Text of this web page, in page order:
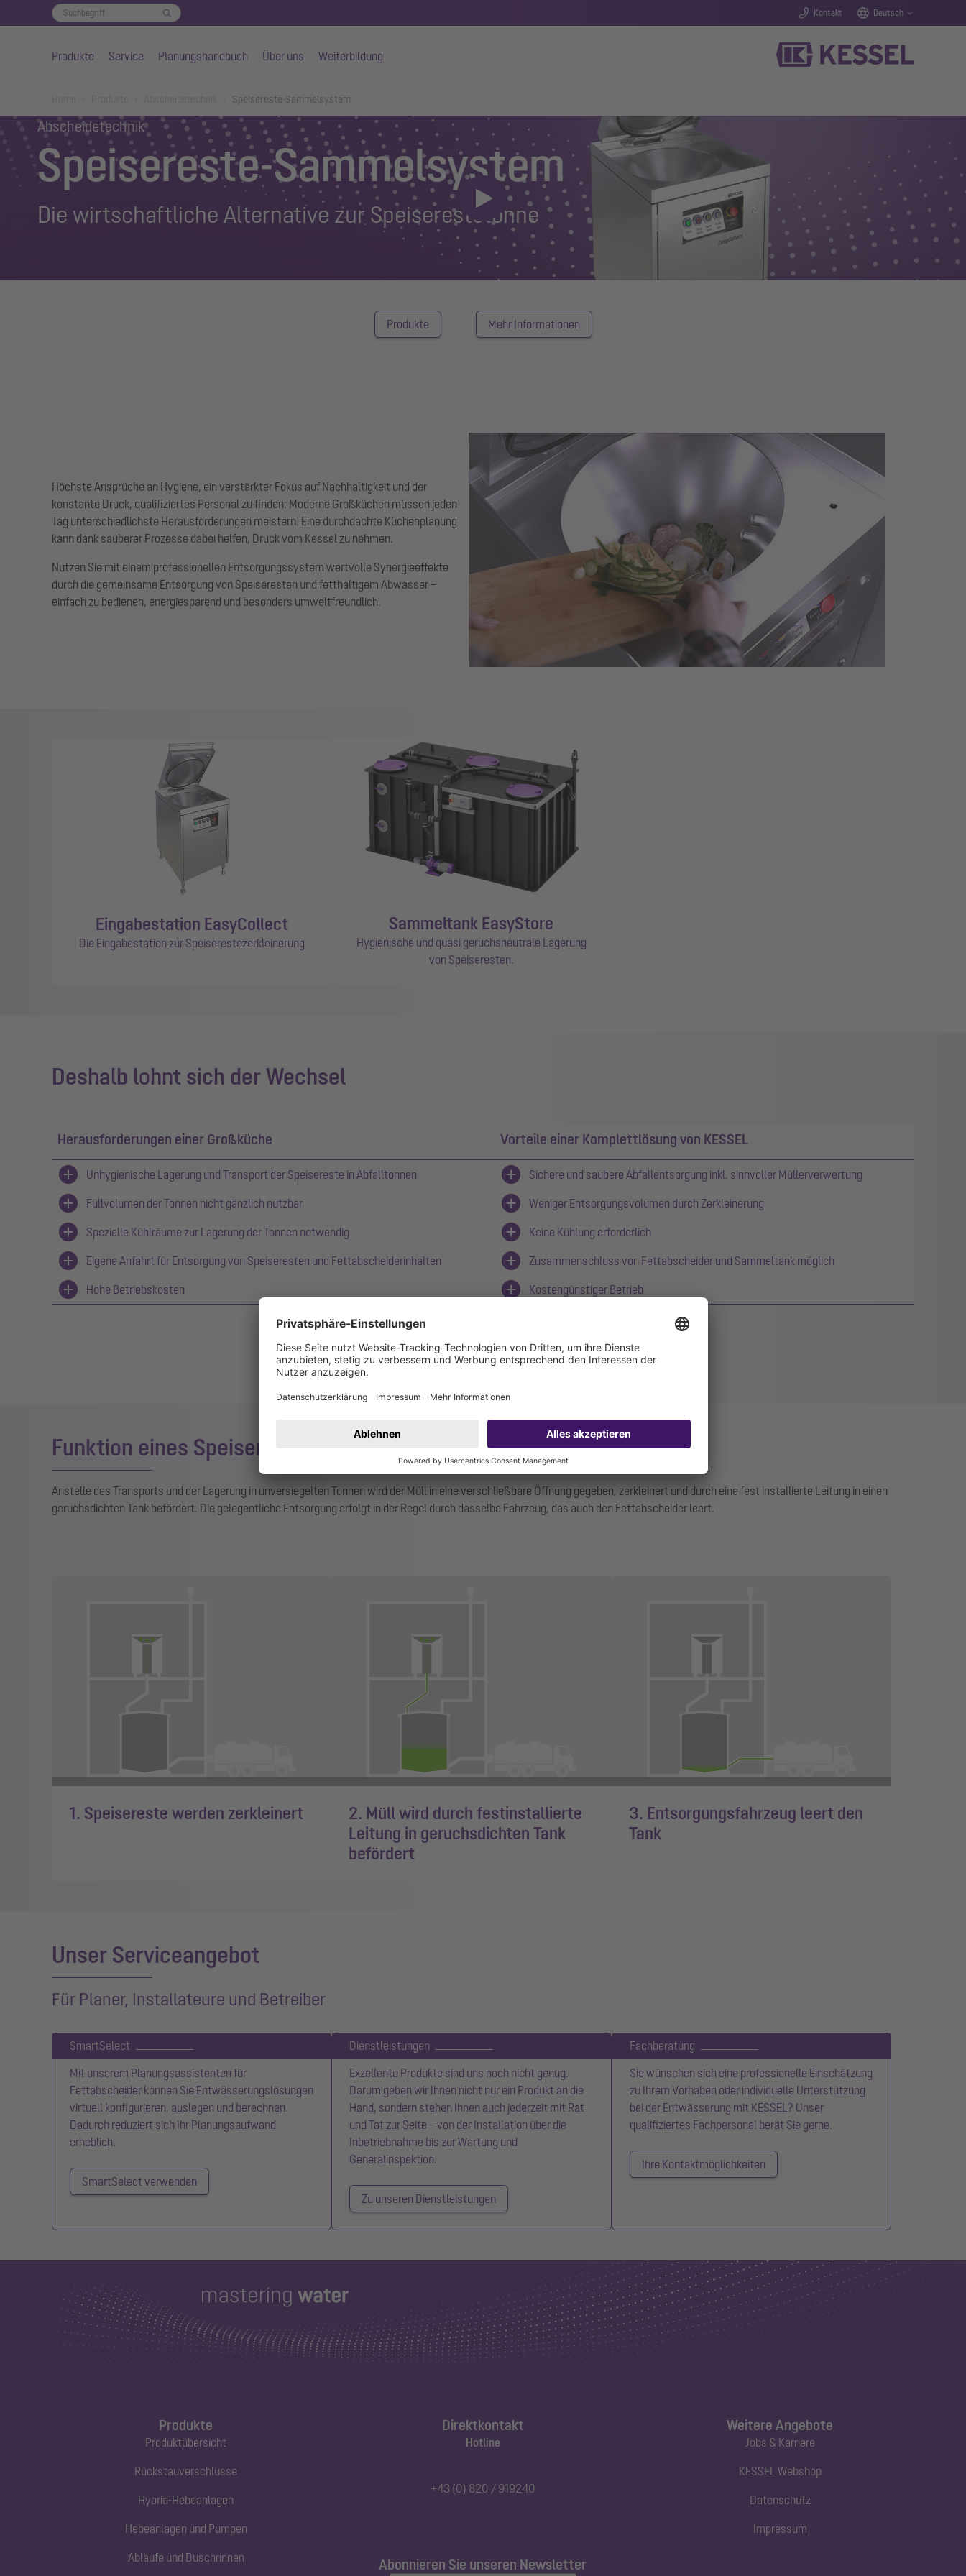
Kontakt Deutsch
Produkte Service Planungshandbuch Über uns Weiterbildung
Speisereste-Sammelsystem
Abscheidetechnik
Speisereste-Sammelsystem
Die wirtschaftliche Alternative zur Speiserestetonne
Produkte Mehr Informationen
Höchste Ansprüche an Hygiene, ein verstärkter Fokus auf Nachhaltigkeit und der
konstante Druck, qualifiziertes Personal zu finden: Moderne Großküchen müssen jeden
Tag unterschiedlichste Herausforderungen meistern. Eine durchdachte Küchenplanung
kann dank sauberer Prozesse dabei helfen, Druck vom Kessel zu nehmen.
Nutzen Sie mit einem professionellen Entsorgungssystem wertvolle Synergieeffekte
durch die gemeinsame Entsorgung von Speiseresten und fetthaltigem Abwasser –
einfach zu bedienen, energiesparend und besonders umweltfreundlich.
Eingabestation EasyCollect
Die Eingabestation zur Speiserestezerkleinerung
Sammeltank EasyStore
Hygienische und quasi geruchsneutrale Lagerung
von Speiseresten.
Deshalb lohnt sich der Wechsel
Herausforderungen einer Großküche Vorteile einer Komplettlösung von KESSEL
Unhygienische Lagerung und Transport der Speisereste in Abfalltonnen
Füllvolumen der Tonnen nicht gänzlich nutzbar
Spezielle Kühlräume zur Lagerung der Tonnen notwendig
Eigene Anfahrt für Entsorgung von Speiseresten und Fettabscheiderinhalten
Hohe Betriebskosten
Sichere und saubere Abfallentsorgung inkl. sinnvoller Müllerverwertung
Weniger Entsorgungsvolumen durch Zerkleinerung
Keine Kühlung erforderlich
Zusammenschluss von Fettabscheider und Sammeltank möglich
Kostengünstiger Betrieb
Funktion eines Speisereste-Sammelsystems
Anstelle des Transports und der Lagerung in unversiegelten Tonnen wird der Müll in eine verschließbare Öffnung gegeben, zerkleinert und durch eine fest installierte Leitung in einen
geruchsdichten Tank befördert. Die gelegentliche Entsorgung erfolgt in der Regel durch dasselbe Fahrzeug, das auch den Fettabscheider leert.
1. Speisereste werden zerkleinert
2. Müll wird durch festinstallierte
Leitung in geruchsdichten Tank
befördert
3. Entsorgungsfahrzeug leert den
Tank
Unser Serviceangebot
Für Planer, Installateure und Betreiber
SmartSelect
Mit unserem Planungsassistenten für
Fettabscheider können Sie Entwässerungslösungen
virtuell konfigurieren, auslegen und berechnen.
Dadurch reduziert sich Ihr Planungsaufwand
erheblich.
SmartSelect verwenden
Dienstleistungen
Exzellente Produkte sind uns noch nicht genug.
Darum geben wir Ihnen nicht nur ein Produkt an die
Hand, sondern stehen Ihnen auch jederzeit mit Rat
und Tat zur Seite – von der Installation über die
Inbetriebnahme bis zur Wartung und
Generalinspektion.
Zu unseren Dienstleistungen
Fachberatung
Sie wünschen sich eine professionelle Einschätzung
zu Ihrem Vorhaben oder individuelle Unterstützung
bei der Entwässerung mit KESSEL? Unser
qualifiziertes Fachpersonal berät Sie gerne.
Ihre Kontaktmöglichkeiten
Produkte
Produktübersicht
Rückstauverschlüsse
Hybrid-Hebeanlagen
Hebeanlagen und Pumpen
Abläufe und Duschrinnen
Direktkontakt
Hotline
+43 (0) 820 / 919240
Abonnieren Sie unseren Newsletter
Weitere Angebote
Jobs & Karriere
KESSEL Webshop
Datenschutz
Impressum